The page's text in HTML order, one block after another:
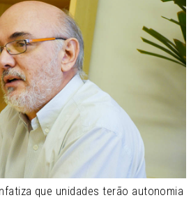
que unidades terão autonomia